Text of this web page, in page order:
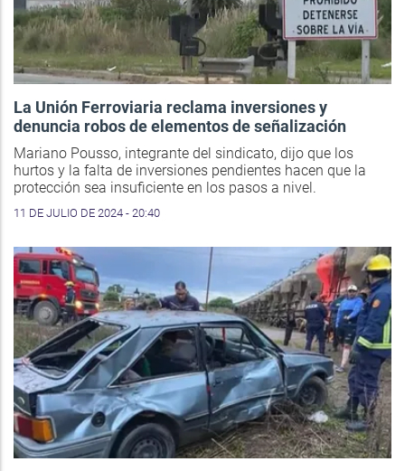
La Unión Ferroviaria reclama inversiones y
denuncia robos de elementos de señalización
Mariano Pousso, integrante del sindicato, dijo que los
hurtos y la falta de inversiones pendientes hacen que la
protección sea insuficiente en los pasos a nivel.
11 DE JULIO DE 2024 - 20:40